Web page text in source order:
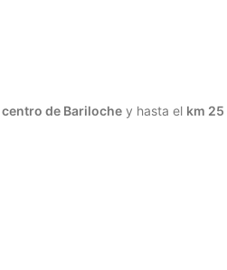
centro de Bariloche y hasta el km 25